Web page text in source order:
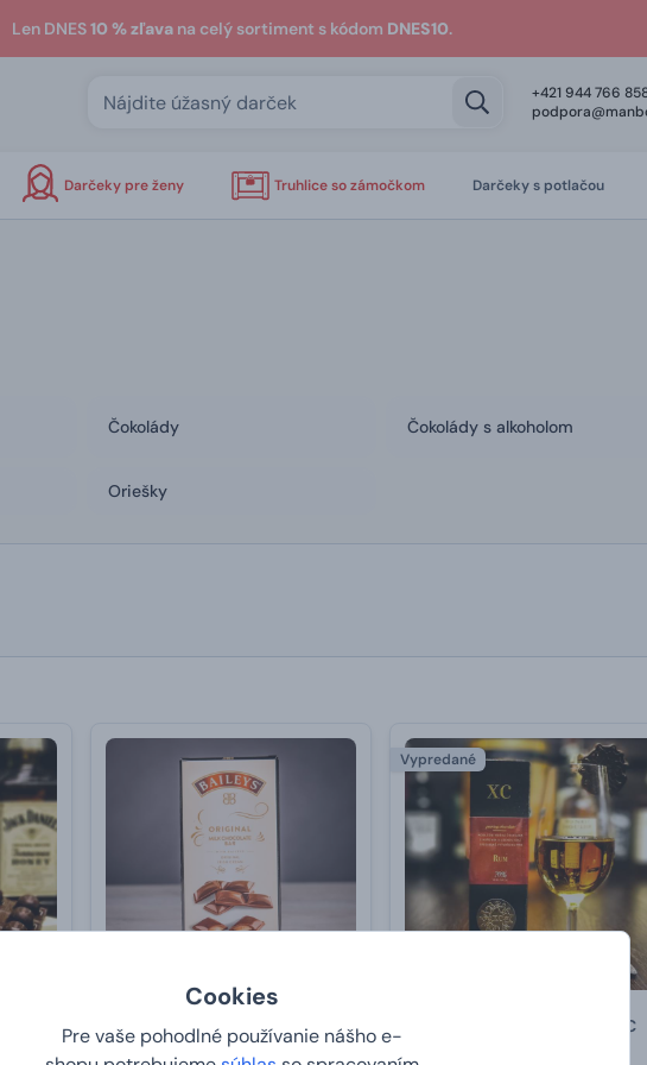
Cookies
Pre vaše pohodlné používanie nášho e-
Len DNES10 % zľavana celý sortiment s kódom DNES10.
+421 944 766
Darčeky pre ženy Truhlice so zámočkom Darčeky s potlačou
Čokolády Čokolády s alkoholom
Oriešky
Čokoláda plnená likérom
Baileys 90 g
Vypredané
Noblesná čokoláda k rumu XC